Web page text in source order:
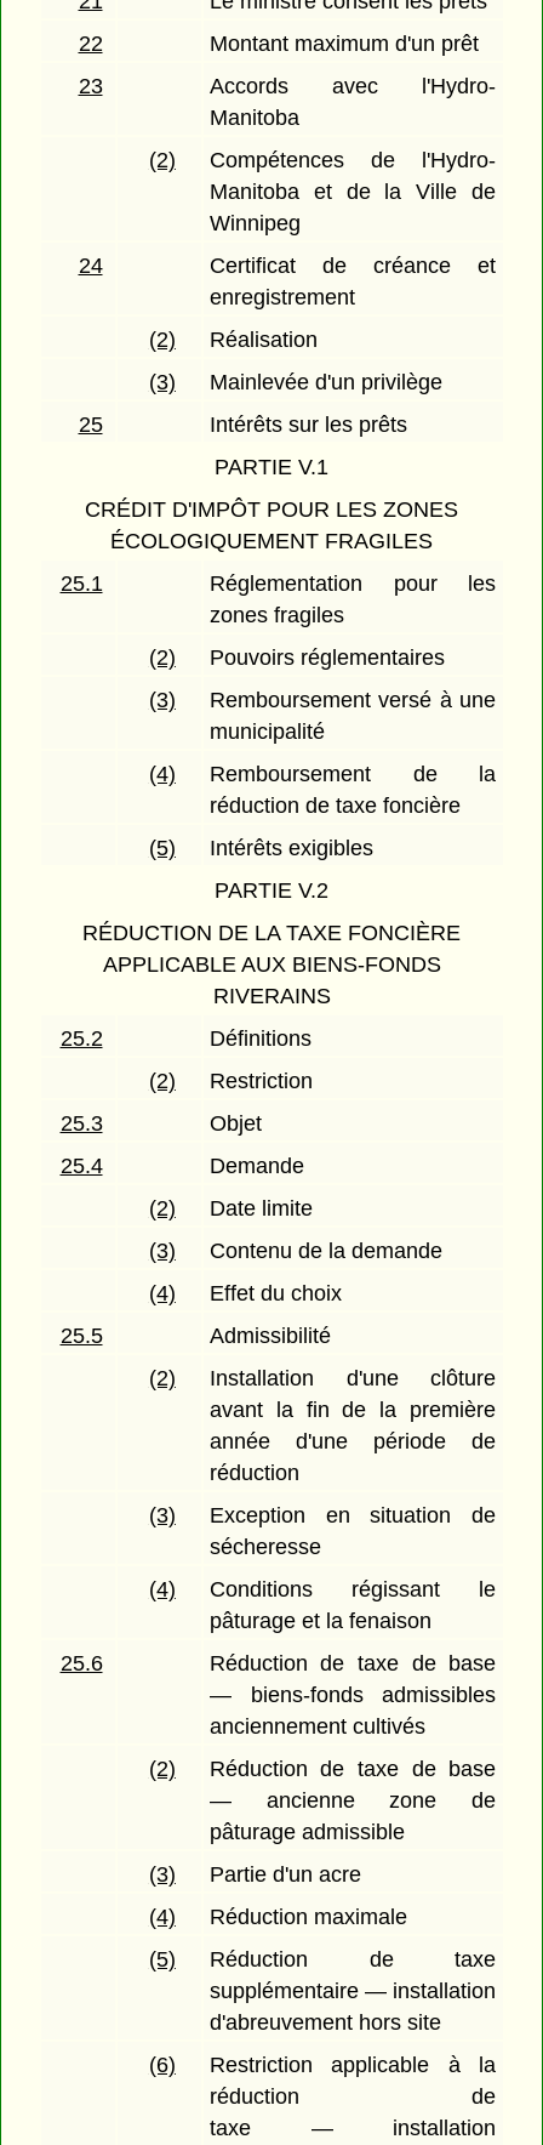
22
Montant maximum d'un prêt
23
Accords avec l'Hydro-
Manitoba
(2)
Compétences de l'Hydro-
Manitoba et de la Ville de
Winnipeg
24
Certificat de créance et
enregistrement
(2)
Réalisation
(3)
Mainlevée d'un privilège
25
Intérêts sur les prêts
PARTIE V.1
CRÉDIT D'IMPÔT POUR LES ZONES
ÉCOLOGIQUEMENT FRAGILES
25.1
Réglementation pour les
zones fragiles
(2)
Pouvoirs réglementaires
(3)
Remboursement versé à une
municipalité
(4)
Remboursement de la
réduction de taxe foncière
(5)
Intérêts exigibles
PARTIE V.2
RÉDUCTION DE LA TAXE FONCIÈRE
APPLICABLE AUX BIENS-FONDS
RIVERAINS
25.2
Définitions
(2)
Restriction
25.3
Objet
25.4
Demande
(2)
Date limite
(3)
Contenu de la demande
(4)
Effet du choix
25.5
Admissibilité
(2)
Installation d'une clôture
avant la fin de la première
année d'une période de
réduction
(3)
Exception en situation de
sécheresse
(4)
Conditions régissant le
pâturage et la fenaison
25.6
Réduction de taxe de base
— biens-fonds admissibles
anciennement cultivés
(2)
Réduction de taxe de base
— ancienne zone de
pâturage admissible
(3)
Partie d'un acre
(4)
Réduction maximale
(5)
Réduction de taxe
supplémentaire — installation
d'abreuvement hors site
(6)
Restriction applicable à la
réduction de
taxe — installation